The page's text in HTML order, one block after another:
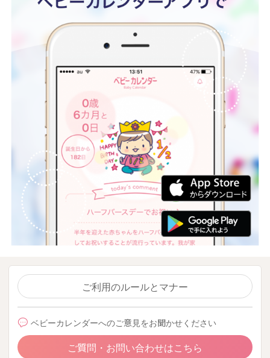
ご利用のルールとマナー
ベビーカレンダーへのご意見をお聞かせください
ご質問・お問い合わせはこちら